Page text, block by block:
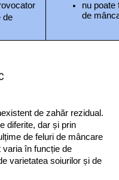
de
nu poate
de
de zahăr rezidual.
diferite, dar și prin
de feluri de mâncare
în funcție de
varietatea soiurilor și de